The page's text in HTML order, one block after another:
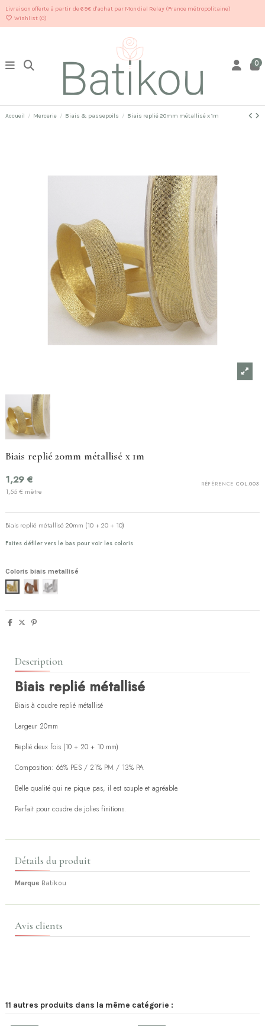
Livraison offerte à partir de 69€ d'achat par Mondial Relay (France métropolitaine)
Wishlist (0)
0
Accueil Mercerie Biais & passepoils Biais replié 20mm métallisé x 1m
Biais replié 20mm métallisé x 1m
RÉFÉRENCE COL.003
1,29 €
1,55 € mètre
Biais replié métallisé 20mm (10 + 20 + 10)
Faites défiler vers le bas pour voir les coloris
Coloris biais metallisé
or
cuivreargent
Description
Biais replié métallisé
Biais à coudre replié métallisé
Largeur 20mm
Replié deux fois (10 + 20 + 10 mm)
Composition: 66% PES / 21% PM / 13% PA
Belle qualité qui ne pique pas, il est souple et agréable.
Parfait pour coudre de jolies finitions.
Détails du produit
Marque Batikou
Avis clients
11 autres produits dans la même catégorie :